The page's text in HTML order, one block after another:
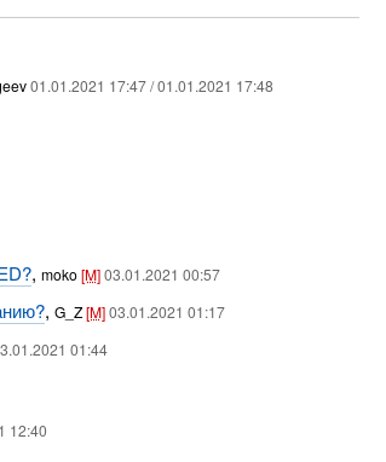
01.01.2021 17:47 / 01.01.2021 17:48
,moko[M] 03.01.2021 00:57
, G_Z[M]03.01.2021 01:17
01:44
12:40